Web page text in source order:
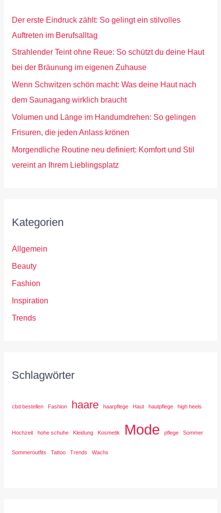
Der erste Eindruck zählt: So gelingt ein stilvolles
Auftreten im Berufsalltag
Strahlender Teint ohne Reue: So schützt du deine Haut
bei der Bräunung im eigenen Zuhause
Wenn Schwitzen schön macht: Was deine Haut nach
dem Saunagang wirklich braucht
Volumen und Länge im Handumdrehen: So gelingen
Frisuren, die jeden Anlass krönen
Morgendliche Routine neu definiert: Komfort und Stil
vereint an Ihrem Lieblingsplatz
Kategorien
Allgemein
Beauty
Fashion
Inspiration
Trends
Schlagwörter
cbd bestellen Fashion haare haarpflege Haut hautpflege high heels
Hochzeit hohe schuhe Kleidung Kosmetik Mode pflege Sommer
Sommeroutfits Tattoo Trends Wachs